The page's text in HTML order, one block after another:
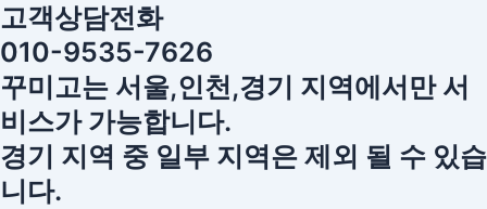
고객상담전화
010-9535-7626
꾸미고는 서울,인천,경기 지역에서만 서
비스가 가능합니다.
경기 지역 중 일부 지역은 제외 될 수 있습
니다.